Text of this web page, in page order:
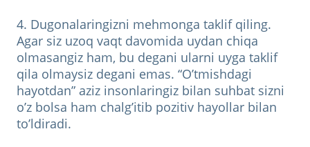
4. Dugonalaringizni mehmonga taklif qiling.
Agar siz uzoq vaqt davomida uydan chiqa
olmasangiz ham, bu degani ularni uyga taklif
qila olmaysiz degani emas. “O’tmishdagi
hayotdan” aziz insonlaringiz bilan suhbat sizni
o’z bolsa ham chalg’itib pozitiv hayollar bilan
to’ldiradi.